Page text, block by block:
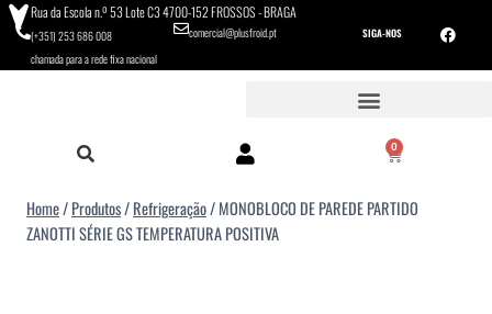
Rua da Escola n.º 53 Lote C3 4700-152 FROSSOS - BRAGA
(+351) 253 686 008
chamada para a rede fixa nacional
comercial@plusfroid.pt SIGA-NOS
0
Home/Produtos/Refrigeração/MONOBLOCO DE PAREDE PARTIDO
ZANOTTI SÉRIE GS TEMPERATURA POSITIVA